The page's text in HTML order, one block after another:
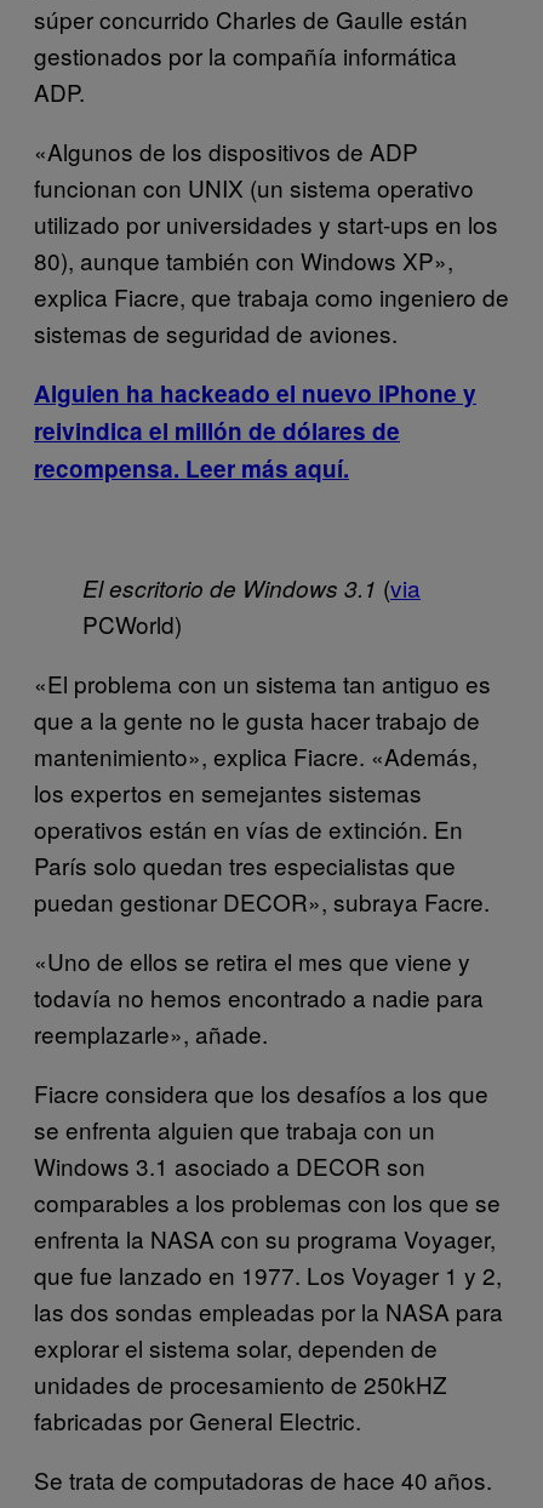
súper concurrido Charles de Gaulle están
gestionados por la compañía informática
ADP.
«Algunos de los dispositivos de ADP
funcionan con UNIX (un sistema operativo
utilizado por universidades y start-ups en los
80), aunque también con Windows XP»,
explica Fiacre, que trabaja como ingeniero de
sistemas de seguridad de aviones.
Alguien ha hackeado el nuevo iPhone y
reivindica el millón de dólares de
recompensa. Leer más aquí.
El escritorio de Windows 3.1 (via
PCWorld)
«El problema con un sistema tan antiguo es
que a la gente no le gusta hacer trabajo de
mantenimiento», explica Fiacre. «Además,
los expertos en semejantes sistemas
operativos están en vías de extinción. En
París solo quedan tres especialistas que
puedan gestionar DECOR», subraya Facre.
«Uno de ellos se retira el mes que viene y
todavía no hemos encontrado a nadie para
reemplazarle», añade.
Fiacre considera que los desafíos a los que
se enfrenta alguien que trabaja con un
Windows 3.1 asociado a DECOR son
comparables a los problemas con los que se
enfrenta la NASA con su programa Voyager,
que fue lanzado en 1977. Los Voyager 1 y 2,
las dos sondas empleadas por la NASA para
explorar el sistema solar, dependen de
unidades de procesamiento de 250kHZ
fabricadas por General Electric.
Se trata de computadoras de hace 40 años.